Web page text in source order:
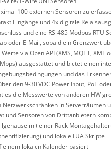
100 externen Sensoren zu
Eingänge und 4x digitale
und eine RS-485 Modbus RTU
oder E-Mail, sobald ein Grenzwert
via Open API (XMS, MQTT, XML
ausgestattet und bietet einen
und das
den 9-30 VDC Power Input, PoE
es die Messwerte von anderen HW
Netzwerkschränken in Serverräumen
und Sensoren von Drittanbietern
mit einer Rack
und lokale LUA Skripte
einem lokalen Kalender basiert